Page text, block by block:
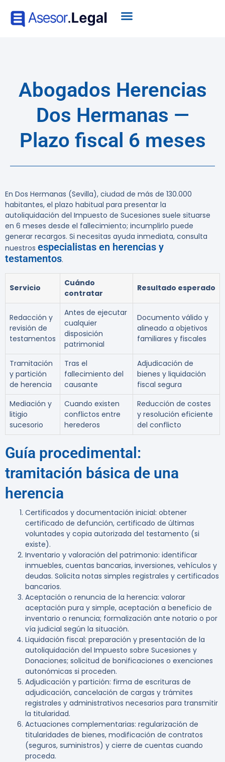
Abogados Herencias
Dos Hermanas —
Plazo fiscal 6 meses
En Dos Hermanas (Sevilla), ciudad de más de 130.000
habitantes, el plazo habitual para presentar la
autoliquidación del Impuesto de Sucesiones suele situarse
en 6 meses desde el fallecimiento; incumplirlo puede
generar recargos. Si necesitas ayuda inmediata, consulta
nuestros especialistas en herencias y
testamentos.
Servicio
Cuándo
contratar
Resultado esperado
Redacción y
revisión de
testamentos
Antes de ejecutar
cualquier
disposición
patrimonial
Documento válido y
alineado a objetivos
familiares y fiscales
Tramitación
y partición
de herencia
Tras el
fallecimiento del
causante
Adjudicación de
bienes y liquidación
fiscal segura
Mediación y
litigio
sucesorio
Cuando existen
conflictos entre
herederos
Reducción de costes
y resolución eficiente
del conflicto
Guía procedimental:
tramitación básica de una
herencia
Certificados y documentación inicial: obtener
certificado de defunción, certificado de últimas
voluntades y copia autorizada del testamento (si
existe).
Inventario y valoración del patrimonio: identificar
inmuebles, cuentas bancarias, inversiones, vehículos y
deudas. Solicita notas simples registrales y certificados
bancarios.
Aceptación o renuncia de la herencia: valorar
aceptación pura y simple, aceptación a beneficio de
inventario o renuncia; formalización ante notario o por
vía judicial según la situación.
Liquidación fiscal: preparación y presentación de la
autoliquidación del Impuesto sobre Sucesiones y
Donaciones; solicitud de bonificaciones o exenciones
autonómicas si proceden.
Adjudicación y partición: firma de escrituras de
adjudicación, cancelación de cargas y trámites
registrales y administrativos necesarios para transmitir
la titularidad.
Actuaciones complementarias: regularización de
titularidades de bienes, modificación de contratos
(seguros, suministros) y cierre de cuentas cuando
proceda.